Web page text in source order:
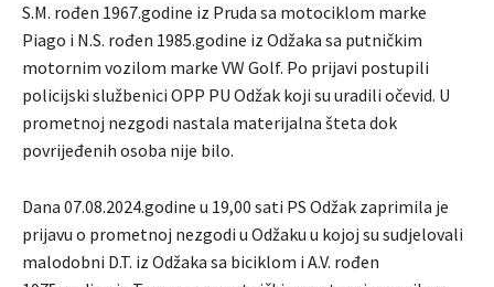
S.M. rođen 1967.godine iz Pruda sa motociklom marke
Piago i N.S. rođen 1985.godine iz Odžaka sa putničkim
motornim vozilom marke VW Golf. Po prijavi postupili
policijski službenici OPP PU Odžak koji su uradili očevid. U
prometnoj nezgodi nastala materijalna šteta dok
povrijeđenih osoba nije bilo.
Dana 07.08.2024.godine u 19,00 sati PS Odžak zaprimila je
prijavu o prometnoj nezgodi u Odžaku u kojoj su sudjelovali
malodobni D.T. iz Odžaka sa biciklom i A.V. rođen